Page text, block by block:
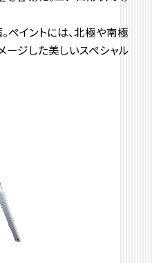
ペイントには、北極や南極
ジした美しいスペシャル